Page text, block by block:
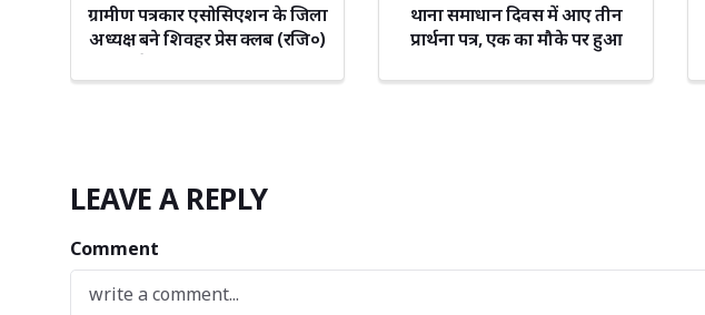
ग्रामीण पत्रकार एसोसिएशन के जिला
अध्यक्ष बने शिवहर प्रेस क्लब (रजि०)
थाना समाधान दिवस में आए तीन
प्रार्थना पत्र, एक का मौके पर हुआ
LEAVE A REPLY
Comment